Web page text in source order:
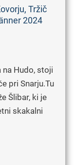
Tržič
2024
na Hudo, stoji
pri Snarju.Tu
Šlibar, ki je
skakalni